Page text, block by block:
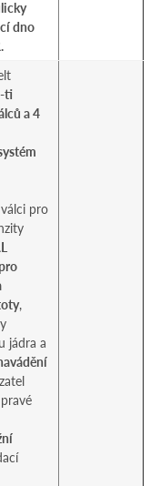
dno
ti
a 4
pro
,
jádra a